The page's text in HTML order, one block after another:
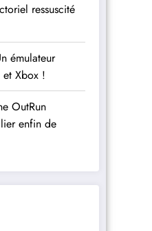
ressuscité
émulateur
et Xbox !
OutRun
enfin de